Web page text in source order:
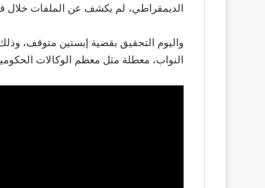
الديمقراطي، لم يكشف عن الملفات خلال فترة رئاسته
واليوم التحقيق بقضية إبستين متوقف،
النواب، معطلة مثل معظم الوكالات